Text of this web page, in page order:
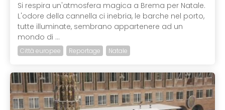
Si respira un'atmosfera magica a Brema per Natale.
L'odore della cannella ci inebria, le barche nel porto,
tutte illuminate, sembrano appartenere ad un
mondo di ...
Città europee Reportage Natale